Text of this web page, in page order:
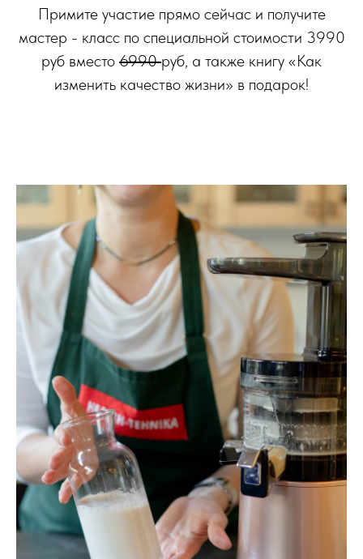
Примите участие прямо сейчас и получите
мастер - класс по специальной стоимости 3990
руб вместо 6990руб, а также книгу «Как
изменить качество жизни» в подарок!